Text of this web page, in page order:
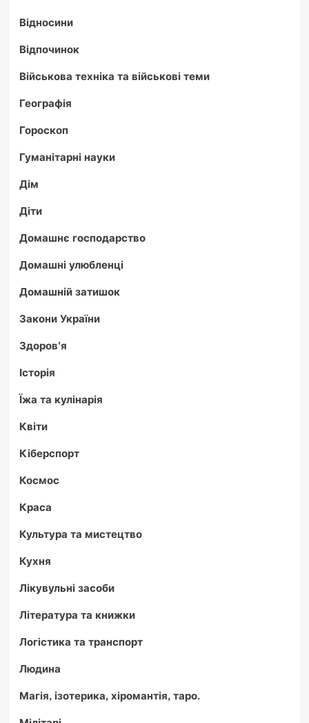
Відносини
Відпочинок
Військова техніка та військові теми
Географія
Гороскоп
Гуманітарні науки
Дім
Діти
Домашнє господарство
Домашні улюбленці
Домашній затишок
Закони України
Здоров'я
Історія
Їжа та кулінарія
Квіти
Кіберспорт
Космос
Краса
Культура та мистецтво
Кухня
Лікувульні засоби
Література та книжки
Логістика та транспорт
Людина
Магія, ізотерика, хіромантія, таро.